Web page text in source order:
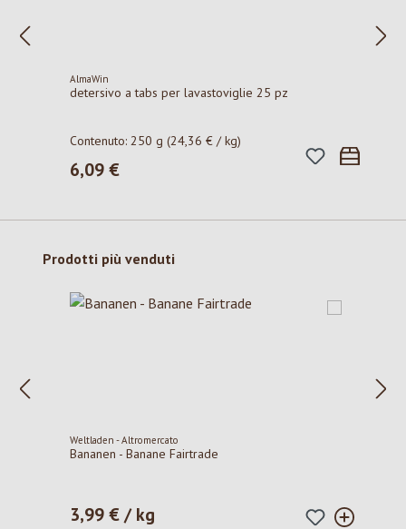
AlmaWin
detersivo a tabs per lavastoviglie 25 pz
Contenuto:250 g(24,36 € / kg)
Prezzo normale:
6,09 €
Salta la galleria dei prodotti
Prodotti più venduti
Weltladen - Altromercato
Bananen - Banane Fairtrade
Prezzo normale:
3,99 € / kg